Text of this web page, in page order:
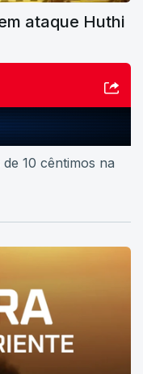
ataque Huthi
10 cêntimos na